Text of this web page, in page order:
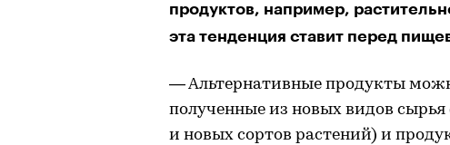
продуктов, например,
эта тенденция ставит перед
— Альтернативные продукты
полученные из новых видов сырья
и новых сортов растений) и